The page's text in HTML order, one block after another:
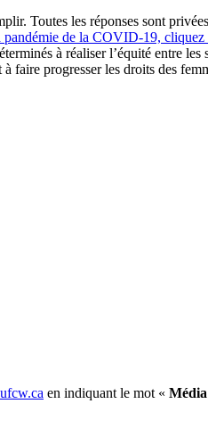
Toutes les réponses sont
de la COVID‑19, cliquez
à réaliser l’équité entre
faire progresser les droits des
en indiquant le mot « Média